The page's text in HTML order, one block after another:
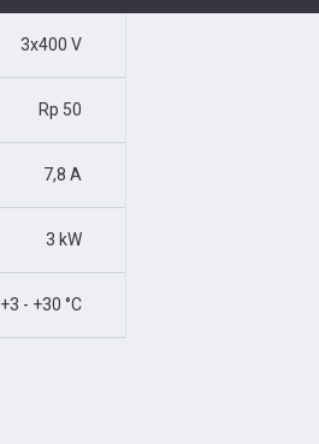
3x400 V
Rp 50
7,8 A
3 kW
+3 - +30 °C